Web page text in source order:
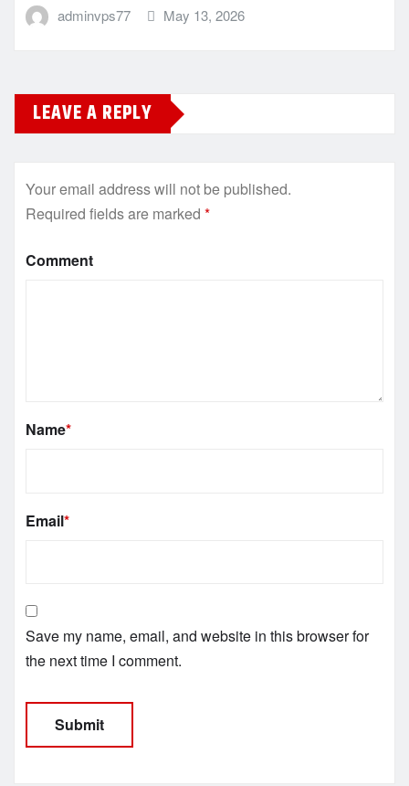
adminvps77 May 13, 2026
LEAVE A REPLY
Your email address will not be published.
Required fields are marked *
Comment
Name*
Email*
Save my name, email, and website in this browser for
the next time I comment.